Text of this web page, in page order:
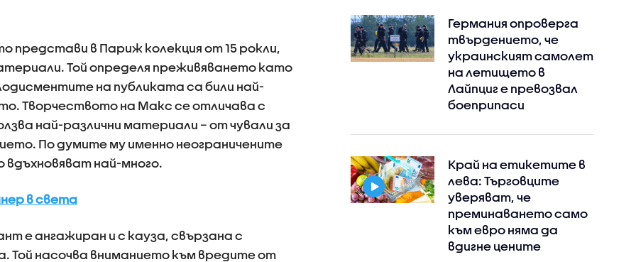
представи в Париж колекция от 15 рокли,
Той определя преживяването като
на публиката са били най-
Творчеството на Макс се отличава с
най-различни материали – от чували за
По думите му именно неограничените
най-много.
в света
е ангажиран и с кауза, свързана с
Той насочва вниманието към вредите от
Германия опроверга
твърдението, че
украинският самолет
на летището в
Лайпциг е превозвал
боеприпаси
Край на етикетите в
лева: Търговците
уверяват, че
преминаването само
към евро няма да
вдигне цените